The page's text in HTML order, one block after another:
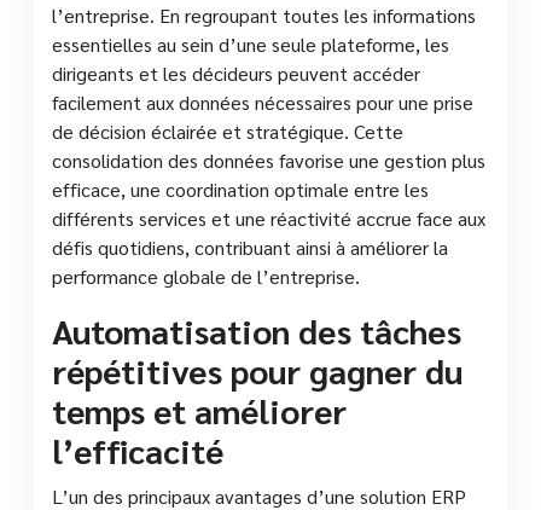
l’entreprise. En regroupant toutes les informations
essentielles au sein d’une seule plateforme, les
dirigeants et les décideurs peuvent accéder
facilement aux données nécessaires pour une prise
de décision éclairée et stratégique. Cette
consolidation des données favorise une gestion plus
efficace, une coordination optimale entre les
différents services et une réactivité accrue face aux
défis quotidiens, contribuant ainsi à améliorer la
performance globale de l’entreprise.
Automatisation des tâches
répétitives pour gagner du
temps et améliorer
l’efficacité
L’un des principaux avantages d’une solution ERP